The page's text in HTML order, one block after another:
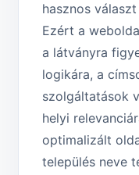
hasznos
Ezért a
a látványra
logikára, a
szolgáltatások
helyi
optimalizált
település neve